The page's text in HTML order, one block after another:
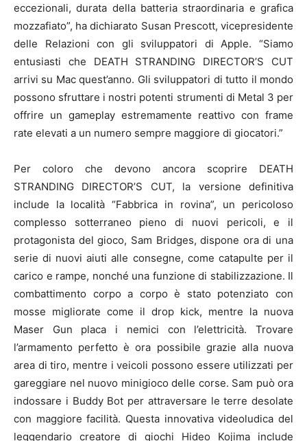
eccezionali, durata della batteria straordinaria e grafica
mozzafiato”, ha dichiarato Susan Prescott, vicepresidente
delle Relazioni con gli sviluppatori di Apple. “Siamo
entusiasti che DEATH STRANDING DIRECTOR’S CUT
arrivi su Mac quest’anno. Gli sviluppatori di tutto il mondo
possono sfruttare i nostri potenti strumenti di Metal 3 per
offrire un gameplay estremamente reattivo con frame
rate elevati a un numero sempre maggiore di giocatori.”
Per coloro che devono ancora scoprire DEATH
STRANDING DIRECTOR’S CUT, la versione definitiva
include la località “Fabbrica in rovina”, un pericoloso
complesso sotterraneo pieno di nuovi pericoli, e il
protagonista del gioco, Sam Bridges, dispone ora di una
serie di nuovi aiuti alle consegne, come catapulte per il
carico e rampe, nonché una funzione di stabilizzazione. Il
combattimento corpo a corpo è stato potenziato con
mosse migliorate come il drop kick, mentre la nuova
Maser Gun placa i nemici con l’elettricità. Trovare
l’armamento perfetto è ora possibile grazie alla nuova
area di tiro, mentre i veicoli possono essere utilizzati per
gareggiare nel nuovo minigioco delle corse. Sam può ora
indossare i Buddy Bot per attraversare le terre desolate
con maggiore facilità. Questa innovativa videoludica del
leggendario creatore di giochi Hideo Kojima include